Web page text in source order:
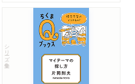
シリーズ・全集